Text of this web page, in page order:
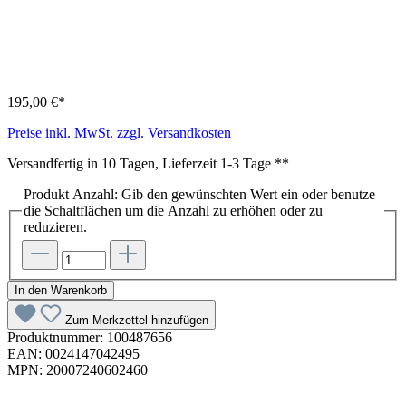
195,00 €*
Preise inkl. MwSt. zzgl. Versandkosten
Versandfertig in 10 Tagen, Lieferzeit 1-3 Tage **
Produkt Anzahl: Gib den gewünschten Wert ein oder benutze
die Schaltflächen um die Anzahl zu erhöhen oder zu
reduzieren.
In den Warenkorb
Zum Merkzettel hinzufügen
Produktnummer: 100487656
EAN: 0024147042495
MPN: 20007240602460